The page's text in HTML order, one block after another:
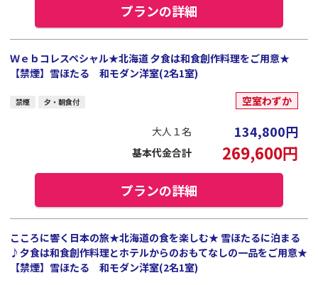
プランの詳細
Ｗｅｂコレスペシャル★北海道 夕食は和食創作料理をご用意★
【禁煙】雪ほたる 和モダン洋室(2名1室)
禁煙 夕・朝食付 空室わずか
大人１名 134,800円
基本代金合計 269,600円
プランの詳細
こころに響く日本の旅★北海道の食を楽しむ★ 雪ほたるに泊まる
♪夕食は和食創作料理とホテルからのおもてなしの一品をご用意★
【禁煙】雪ほたる 和モダン洋室(2名1室)